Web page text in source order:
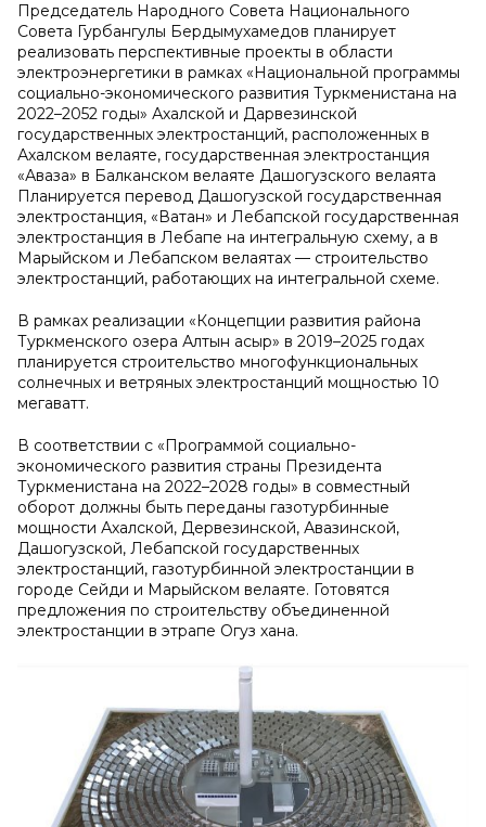
Председатель Народного Совета Национального
Совета Гурбангулы Бердымухамедов планирует
реализовать перспективные проекты в области
электроэнергетики в рамках «Национальной программы
социально-экономического развития Туркменистана на
2022–2052 годы» Ахалской и Дарвезинской
государственных электростанций, расположенных в
Ахалском велаяте, государственная электростанция
«Аваза» в Балканском велаяте Дашогузского велаята
Планируется перевод Дашогузской государственная
электростанция, «Ватан» и Лебапской государственная
электростанция в Лебапе на интегральную схему, а в
Марыйском и Лебапском велаятах — строительство
электростанций, работающих на интегральной схеме.
В рамках реализации «Концепции развития района
Туркменского озера Алтын асыр» в 2019–2025 годах
планируется строительство многофункциональных
солнечных и ветряных электростанций мощностью 10
мегаватт.
В соответствии с «Программой социально-
экономического развития страны Президента
Туркменистана на 2022–2028 годы» в совместный
оборот должны быть переданы газотурбинные
мощности Ахалской, Дервезинской, Авазинской,
Дашогузской, Лебапской государственных
электростанций, газотурбинной электростанции в
городе Сейди и Марыйском велаяте. Готовятся
предложения по строительству объединенной
электростанции в этрапе Огуз хана.